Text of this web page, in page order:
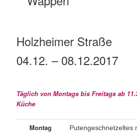
Holzheimer Straße
04.12. – 08.12.2017
Täglich von Montags bis Freitags ab
Küche
Montag Putengeschnetzeltes